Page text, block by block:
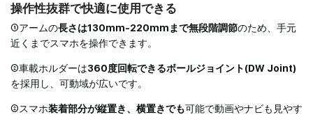
操作性抜群で快適に使用できる
①アームの長さは130mm-220mmまで無段階調節のため、手元
近くまでスマホを操作できます。
②車載ホルダーは360度回転できるボールジョイント(DW Joint)
を採用し、可動域が広いです。
②スマホ装着部分が縦置き、横置きでも可能で動画やナビも見やす
Eメール *
パスワード*